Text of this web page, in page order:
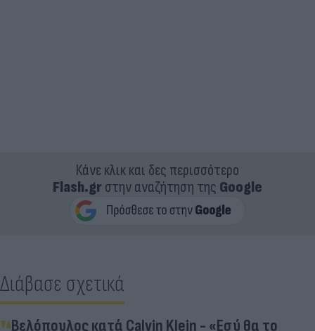
Κάνε κλικ και δες περισσότερο
Flash.grστην αναζήτηση της Google
Διάβασε σχετικά
Βελόπουλος κατά Calvin Klein - «Εσύ θα το